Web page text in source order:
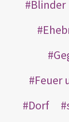
Blinder
Feuer
Dorf